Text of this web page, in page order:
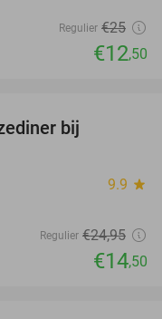
Regulier €25
€12,50
bij
9.9 star
Regulier €24,95
€14,50